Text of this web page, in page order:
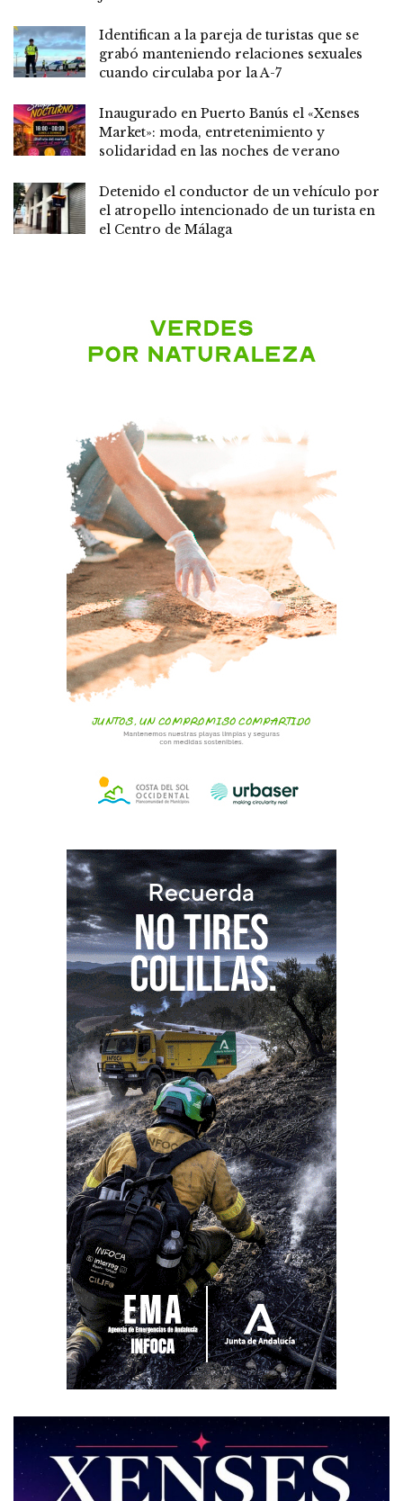
Identifican a la pareja de turistas que se
grabó manteniendo relaciones sexuales
cuando circulaba por la A-7
Inaugurado en Puerto Banús el «Xenses
Market»: moda, entretenimiento y
solidaridad en las noches de verano
Detenido el conductor de un vehículo por
el atropello intencionado de un turista en
el Centro de Málaga